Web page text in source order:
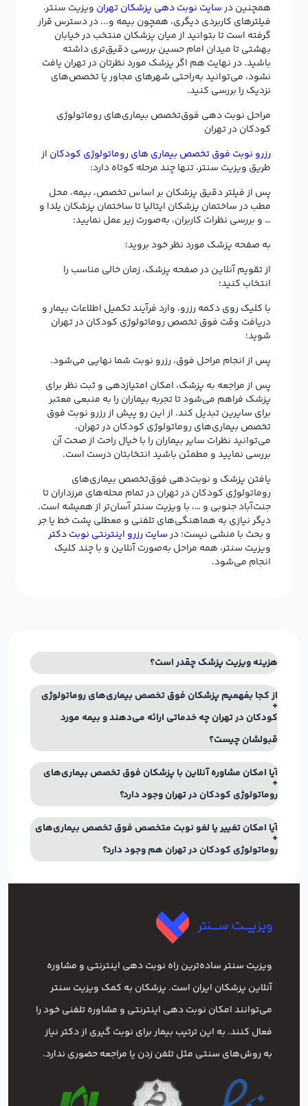
همچنین درسایت نوبت دهی پزشکان تهران ویزیت سنتر،
فیلترهای کاربردی دیگری، همچون بیمه و... در دسترس قرار
گرفته است تا بتوانید از میان پزشکان منتخب در خیابان
بهشتی تا میدان امام حسین بررسی دقیق‌تری داشته
باشید. در نهایت هم اگر پزشک مورد نظرتان در تهران یافت
نشود، می‌توانید به‌راحتی شهرهای مجاور یا تخصص‌های
نزدیک را بررسی کنید.
مراحل نوبت دهی فوق‌تخصص بیماری‌های روماتولوژی
کودکان در تهران
رزرو نوبت فوق تخصص بیماری های روماتولوژی کودکان از
طریق ویزیت سنتر، تنها چند مرحله کوتاه دارد:
پس از فیلتر دقیق پزشکان بر اساس تخصص، بیمه، محل
مطب در ساختمان پزشکان ایتالیا تا ساختمان پزشکان یلدا و
… و بررسی نظرات کاربران، به‌صورت زیر عمل نمایید:
به صفحه پزشک مورد نظر خود بروید؛
از تقویم آنلاین در صفحه پزشک، زمان خالی مناسب را
انتخاب کنید؛
با کلیک روی دکمه رزرو، وارد فرآیند تکمیل اطلاعات بیمار و
دریافت وقت فوق تخصص روماتولوژی کودکان در تهران
شوید؛
پس از انجام مراحل فوق، رزرو نوبت شما نهایی می‌شود.
پس از مراجعه به پزشک، امکان امتیازدهی و ثبت نظر برای
پزشک فراهم می‌شود تا تجربه بیماران را به منبعی معتبر
برای سایرین تبدیل کند. از این رو پیش از رزرو نوبت فوق
تخصص بیماری‌های روماتولوژی کودکان در تهران،
می‌توانید نظرات سایر بیماران را با خیال راحت از صحت آن
بررسی نمایید و مطمئن باشید انتخابتان درست است.
یافتن پزشک و نوبت‌دهی فوق‌تخصص بیماری‌های
روماتولوژی کودکان در تهران در تمام محله‌های مرزداران تا
جنت‌آباد جنوبی و …، با ویزیت سنتر آسان‌تر از همیشه است.
دیگر نیازی به هماهنگی‌های تلفنی و معطلی پشت خط یا جر
و بحث با منشی نیست؛ درسایت رزرو اینترنتی نوبت دکتر
ویزیت سنتر، همه مراحل به‌صورت آنلاین و با چند کلیک
انجام می‌شود.
هزینه ویزیت پزشک چقدر است؟
از کجا بفهمیم پزشکان فوق تخصص بیماری‌های روماتولوژی
کودکان در تهران چه خدماتی ارائه می‌دهند و بیمه مورد
قبولشان چیست؟
آیا امکان مشاوره آنلاین با پزشکان فوق تخصص بیماری‌های
روماتولوژی کودکان در تهران وجود دارد؟
آیا امکان تغییر یا لغو نوبت متخصص فوق تخصص بیماری‌های
روماتولوژی کودکان در تهران هم وجود دارد؟
ویزیت سنتر ساده‌ترین راه نوبت‌ دهی اینترنتی و مشاوره
آنلاین پزشکان ایران است. پزشکان به کمک ویزیت سنتر
می‌توانند امکان نوبت دهی اینترنتی و مشاوره تلفنی خود را
فعال کنند. به این ترتیب بیمار برای نوبت گیری از دکتر نیاز
به روش‌های سنتی مثل تلفن زدن یا مراجعه حضوری ندارد.